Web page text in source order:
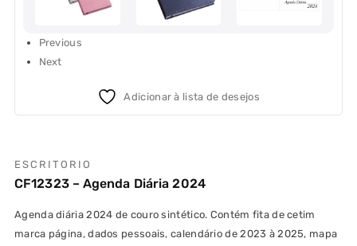
Previous
Next
Adicionar à lista de desejos
ESCRITORIO
CF12323 – Agenda Diária 2024
Agenda diária 2024 de couro sintético. Contém fita de cetim
marca página, dados pessoais, calendário de 2023 à 2025, mapa